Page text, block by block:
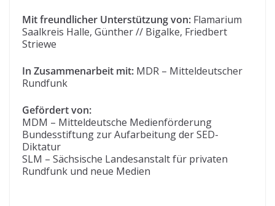
Mit freundlicher Unterstützung von: Flamarium
Saalkreis Halle, Günther // Bigalke, Friedbert
Striewe
In Zusammenarbeit mit: MDR – Mitteldeutscher
Rundfunk
Gefördert von:
MDM – Mitteldeutsche Medienförderung
Bundesstiftung zur Aufarbeitung der SED-
Diktatur
SLM – Sächsische Landesanstalt für privaten
Rundfunk und neue Medien